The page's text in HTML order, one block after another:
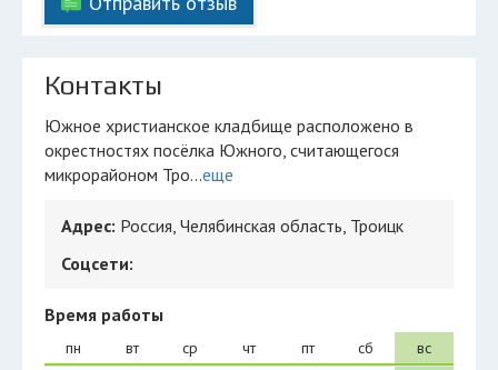
Контакты
Южное христианское кладбище расположено в
окрестностях посёлка Южного, считающегося
микрорайоном Тро...еще
Адрес: Россия, Челябинская область, Троицк
Соцсети:
Время работы
пн вт ср чт пт сб вс